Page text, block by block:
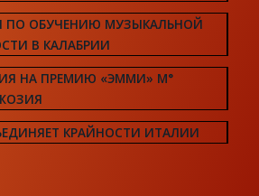
ПО ОБУЧЕНИЮ МУЗЫКАЛЬНОЙ
В КАЛАБРИИ
НА ПРЕМИЮ «ЭММИ» М°
КРАЙНОСТИ ИТАЛИИ